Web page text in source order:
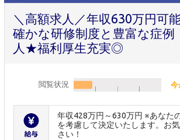
＼高額求人／年収630万円可
確かな研修制度と豊富な症
人★福利厚生充実◎
閲覧状況 今
年収428万円～630万円 ※あなた
を考慮して決定いたします。お
さい！